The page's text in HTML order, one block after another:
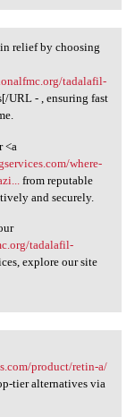
relief by choosing
tadalafil-
URL - , ensuring fast
<a
where-
from reputable
and securely.
tadalafil-
explore our site
[URL
product/retin-a/
tier alternatives via